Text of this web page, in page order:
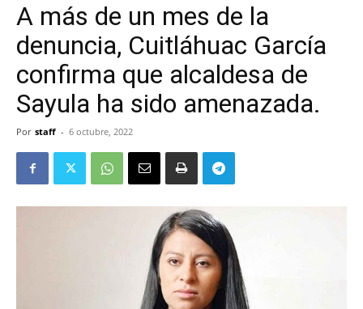
A más de un mes de la
denuncia, Cuitláhuac García
confirma que alcaldesa de
Sayula ha sido amenazada.
Por staff - 6 octubre, 2022